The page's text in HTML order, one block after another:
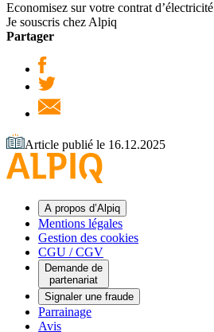
Economisez sur votre contrat d’électricité
Je souscris chez Alpiq
Partager
Article publié le 16.12.2025
A propos d’Alpiq
Mentions légales
Gestion des cookies
CGU / CGV
Demande de
partenariat
Signaler une fraude
Parrainage
Avis